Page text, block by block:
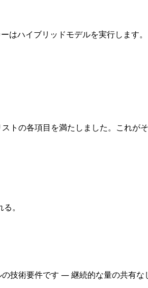
ハイブリッドモデルを実行します。
の各項目を満たしました。これが
。
技術要件です — 継続的な量の共有